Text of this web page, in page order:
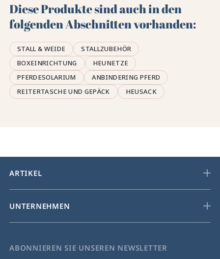
Diese Produkte sind auch in den
folgenden Abschnitten vorhanden:
STALL & WEIDE
STALLZUBEHÖR
BOXEINRICHTUNG
HEUNETZE
PFERDESOLARIUM
ANBINDERING PFERD
REITERTASCHE UND GEPÄCK
HEUSACK
ARTIKEL
UNTERNEHMEN
ABONNIEREN SIE UNSEREN NEWSLETTER